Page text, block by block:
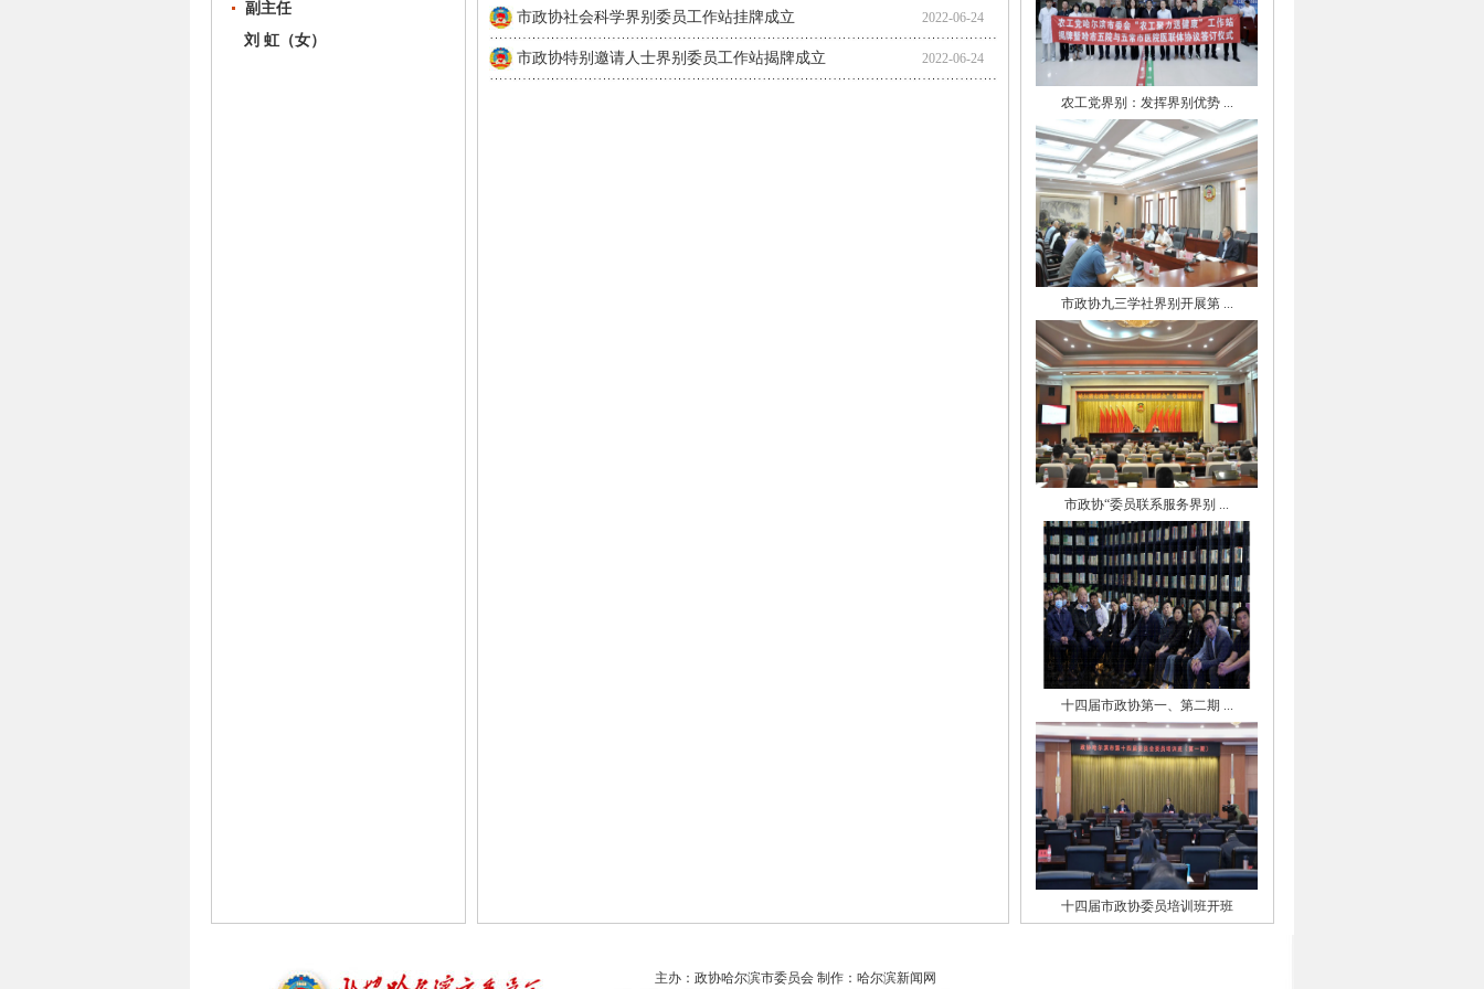
副主任
刘 虹（女）
市政协社会科学界别委员工作站挂牌成立 2022-06-24
市政协特别邀请人士界别委员工作站揭牌成立 2022-06-24
农工党界别：发挥界别优势 ...
市政协九三学社界别开展第 ...
市政协“委员联系服务界别 ...
十四届市政协第一、第二期 ...
十四届市政协委员培训班开班
主办：政协哈尔滨市委员会 制作：哈尔滨新闻网